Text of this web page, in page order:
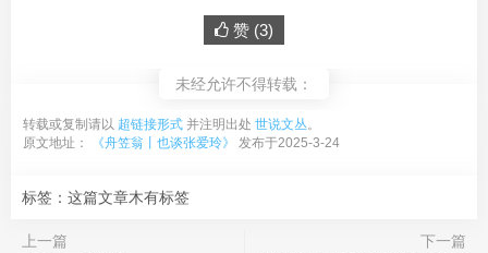
赞 (3)
未经允许不得转载：
转载或复制请以 超链接形式 并注明出处 世说文丛。
原文地址：
《舟笠翁丨也谈张爱玲》 发布于2025-3-24
标签：这篇文章木有标签
上一篇
下一篇